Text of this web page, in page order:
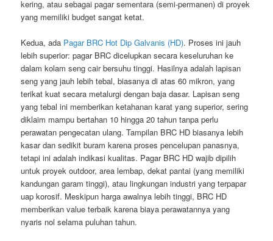
kering, atau sebagai pagar sementara (semi-permanen) di proyek
yang memiliki budget sangat ketat.
Kedua, ada Pagar BRC Hot Dip Galvanis (HD). Proses ini jauh
lebih superior: pagar BRC dicelupkan secara keseluruhan ke
dalam kolam seng cair bersuhu tinggi. Hasilnya adalah lapisan
seng yang jauh lebih tebal, biasanya di atas 60 mikron, yang
terikat kuat secara metalurgi dengan baja dasar. Lapisan seng
yang tebal ini memberikan ketahanan karat yang superior, sering
diklaim mampu bertahan 10 hingga 20 tahun tanpa perlu
perawatan pengecatan ulang. Tampilan BRC HD biasanya lebih
kasar dan sedikit buram karena proses pencelupan panasnya,
tetapi ini adalah indikasi kualitas. Pagar BRC HD wajib dipilih
untuk proyek outdoor, area lembap, dekat pantai (yang memiliki
kandungan garam tinggi), atau lingkungan industri yang terpapar
uap korosif. Meskipun harga awalnya lebih tinggi, BRC HD
memberikan value terbaik karena biaya perawatannya yang
nyaris nol selama puluhan tahun.